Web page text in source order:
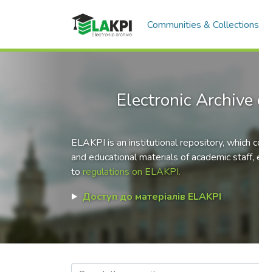
Communities & Collections
Electronic
ELAKPI is an institutional repository,
and educational materials of academic
to regulations on ELAKPI.
Доступ до матеріалів ELAKPI